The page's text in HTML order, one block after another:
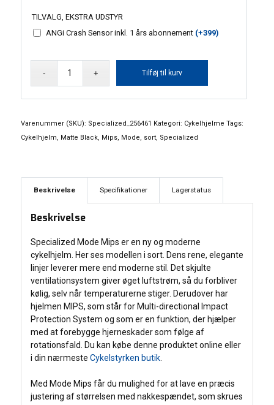
TILVALG, EKSTRA UDSTYR
ANGi Crash Sensor inkl. 1 års abonnement (+399)
antal
Tilføj til kurv
Varenummer (SKU): Specialized_256461 Kategori: Cykelhjelme Tags:
Cykelhjelm
Matte Black, Mips, Mode sort, Specialized
Beskrivelse Specifikationer Lagerstatus
Beskrivelse
Specialized Mode Mips er en ny og moderne
cykelhjelm. Her ses modellen i sort. Dens rene, elegante
linjer leverer mere end moderne stil. Det skjulte
ventilationsystem giver øget luftstrøm, så du forbliver
kølig, selv når temperaturerne stiger. Derudover har
hjelmen MIPS, som står for Multi-directional Impact
Protection System og som er en funktion, der hjælper
med at forebygge hjerneskader som følge af
rotationsfald. Du kan købe denne produktet online eller
i din nærmeste Cykelstyrken butik.
Med Mode Mips får du mulighed for at lave en præcis
justering af størrelsen med nakkespændet, som skrues